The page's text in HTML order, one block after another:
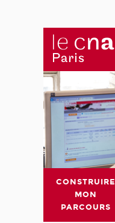
CONSTRUIRE
MON
PARCOURS